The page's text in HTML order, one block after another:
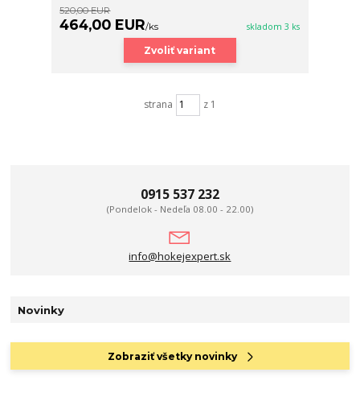
520,00 EUR
464,00 EUR/ks skladom 3 ks
Zvoliť variant
strana z 1
0915 537 232
(Pondelok - Nedeľa 08.00 - 22.00)
info@hokejexpert.sk
Novinky
Zobraziť všetky novinky